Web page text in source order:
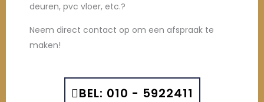
deuren, pvc vloer, etc.?
Neem direct contact op om een afspraak te
maken!
BEL: 010 - 5922411